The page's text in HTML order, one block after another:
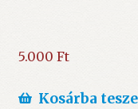
5.000 Ft
Kosárba